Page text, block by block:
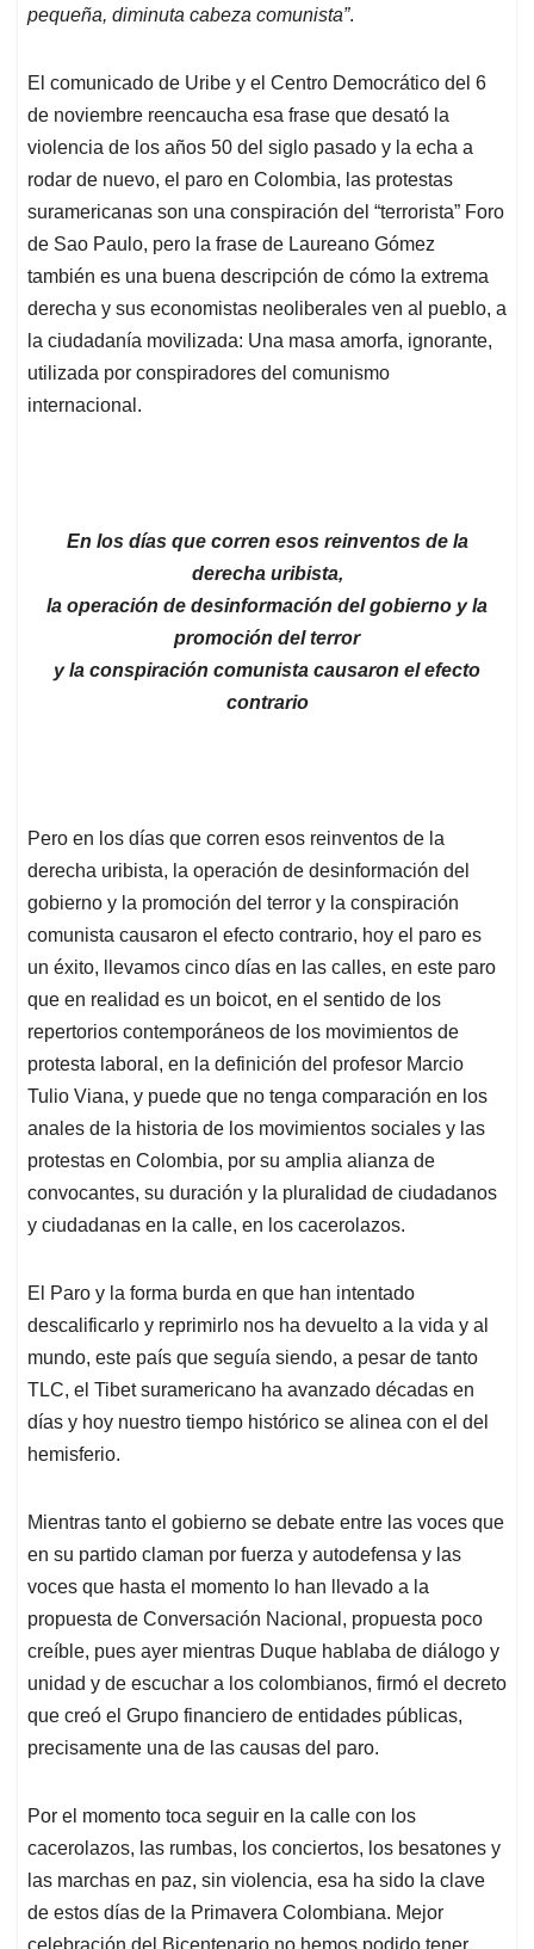
pequeña, diminuta cabeza comunista”.
El comunicado de Uribe y el Centro Democrático del 6
de noviembre reencaucha esa frase que desató la
violencia de los años 50 del siglo pasado y la echa a
rodar de nuevo, el paro en Colombia, las protestas
suramericanas son una conspiración del “terrorista” Foro
de Sao Paulo, pero la frase de Laureano Gómez
también es una buena descripción de cómo la extrema
derecha y sus economistas neoliberales ven al pueblo, a
la ciudadanía movilizada: Una masa amorfa, ignorante,
utilizada por conspiradores del comunismo
internacional.
En los días que corren esos reinventos de la
derecha uribista,
la operación de desinformación del gobierno y la
promoción del terror
y la conspiración comunista causaron el efecto
contrario
Pero en los días que corren esos reinventos de la
derecha uribista, la operación de desinformación del
gobierno y la promoción del terror y la conspiración
comunista causaron el efecto contrario, hoy el paro es
un éxito, llevamos cinco días en las calles, en este paro
que en realidad es un boicot, en el sentido de los
repertorios contemporáneos de los movimientos de
protesta laboral, en la definición del profesor Marcio
Tulio Viana, y puede que no tenga comparación en los
anales de la historia de los movimientos sociales y las
protestas en Colombia, por su amplia alianza de
convocantes, su duración y la pluralidad de ciudadanos
y ciudadanas en la calle, en los cacerolazos.
El Paro y la forma burda en que han intentado
descalificarlo y reprimirlo nos ha devuelto a la vida y al
mundo, este país que seguía siendo, a pesar de tanto
TLC, el Tibet suramericano ha avanzado décadas en
días y hoy nuestro tiempo histórico se alinea con el del
hemisferio.
Mientras tanto el gobierno se debate entre las voces que
en su partido claman por fuerza y autodefensa y las
voces que hasta el momento lo han llevado a la
propuesta de Conversación Nacional, propuesta poco
creíble, pues ayer mientras Duque hablaba de diálogo y
unidad y de escuchar a los colombianos, firmó el decreto
que creó el Grupo financiero de entidades públicas,
precisamente una de las causas del paro.
Por el momento toca seguir en la calle con los
cacerolazos, las rumbas, los conciertos, los besatones y
las marchas en paz, sin violencia, esa ha sido la clave
de estos días de la Primavera Colombiana. Mejor
celebración del Bicentenario no hemos podido tener.